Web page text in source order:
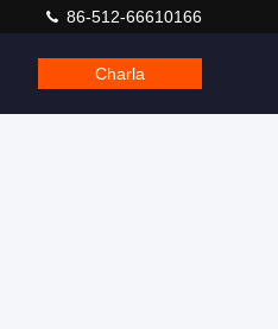
86-512-66610166
Charla